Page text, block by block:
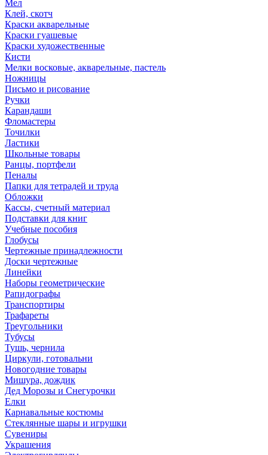
Мел
Клей, скотч
Краски акварельные
Краски гуашевые
Краски художественные
Кисти
Мелки восковые, акварельные, пастель
Ножницы
Письмо и рисование
Ручки
Карандаши
Фломастеры
Точилки
Ластики
Школьные товары
Ранцы, портфели
Пеналы
Папки для тетрадей и труда
Обложки
Кассы, счетный материал
Подставки для книг
Учебные пособия
Глобусы
Чертежные принадлежности
Доски чертежные
Линейки
Наборы геометрические
Рапидографы
Транспортиры
Трафареты
Треугольники
Тубусы
Тушь, чернила
Циркули, готовальни
Новогодние товары
Мишура, дождик
Дед Морозы и Снегурочки
Елки
Карнавальные костюмы
Стеклянные шары и игрушки
Сувениры
Украшения